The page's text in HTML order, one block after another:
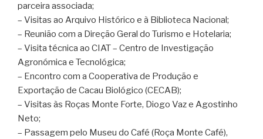
parceira associada;
– Visitas ao Arquivo Histórico e à Biblioteca Nacional;
– Reunião com a Direção Geral do Turismo e Hotelaria;
– Visita técnica ao CIAT – Centro de Investigação
Agronómica e Tecnológica;
– Encontro com a Cooperativa de Produção e
Exportação de Cacau Biológico (CECAB);
– Visitas às Roças Monte Forte, Diogo Vaz e Agostinho
Neto;
– Passagem pelo Museu do Café (Roça Monte Café),